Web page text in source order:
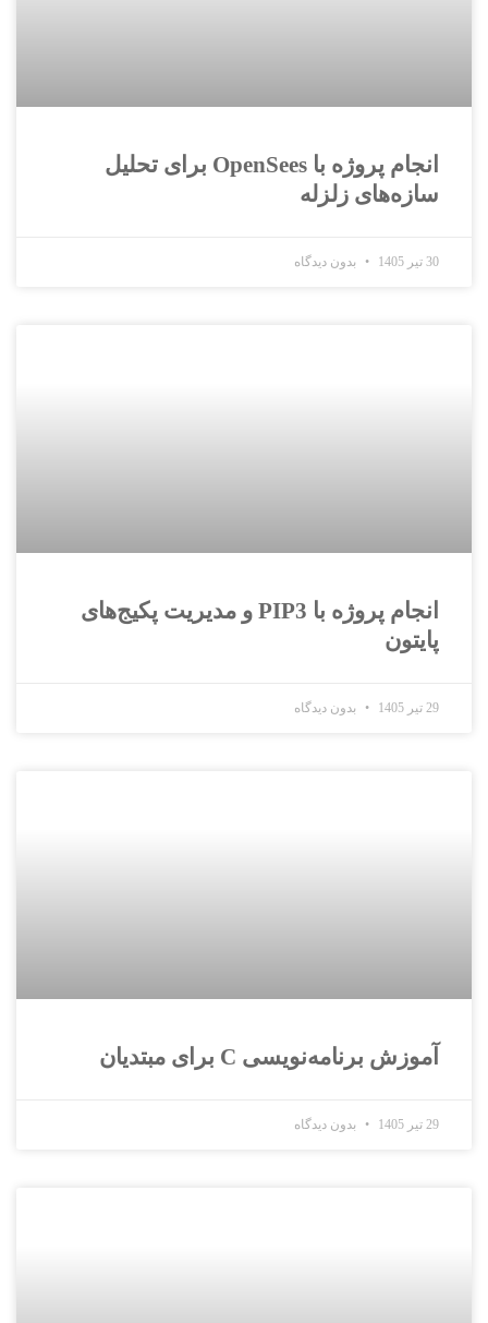
انجام پروژه با OpenSees برای تحلیل
سازه‌های زلزله
30 تیر 1405 بدون دیدگاه
انجام پروژه با PIP3 و مدیریت پکیج‌های
پایتون
29 تیر 1405 بدون دیدگاه
آموزش برنامه‌نویسی C برای مبتدیان
29 تیر 1405 بدون دیدگاه